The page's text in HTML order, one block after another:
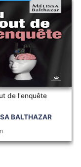
de l'enquête
BALTHAZAR